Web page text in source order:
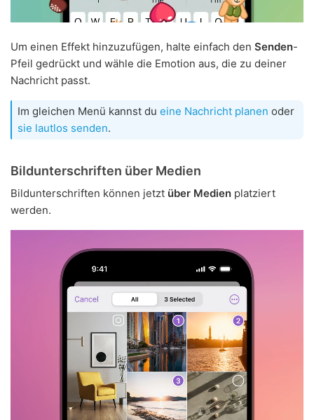
Um einen Effekt hinzuzufügen, halte einfach den Senden-
Pfeil gedrückt und wähle die Emotion aus, die zu deiner
Nachricht passt.
Im gleichen Menü kannst du eine Nachricht planen oder
sie lautlos senden.
Bildunterschriften über Medien
Bildunterschriften können jetzt über Medien platziert
werden.